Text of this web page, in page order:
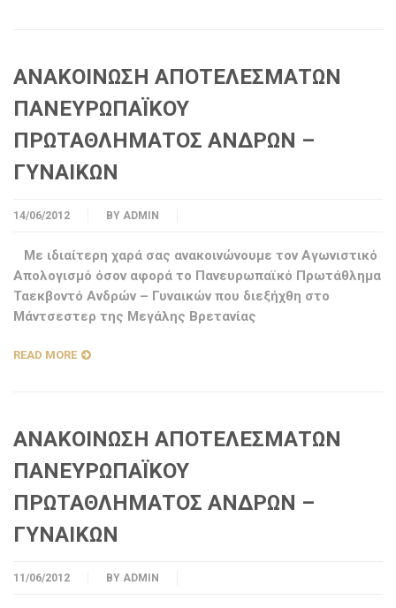
ΑΝΑΚΟΙΝΩΣΗ ΑΠΟΤΕΛΕΣΜΑΤΩΝ
ΠΑΝΕΥΡΩΠΑΪΚΟΥ
ΠΡΩΤΑΘΛΗΜΑΤΟΣ ΑΝΔΡΩΝ –
ΓΥΝΑΙΚΩΝ
14/06/2012 BY ADMIN
Με ιδιαίτερη χαρά σας ανακοινώνουμε τον Αγωνιστικό
Απολογισμό όσον αφορά το Πανευρωπαϊκό Πρωτάθλημα
Ταεκβοντό Ανδρών – Γυναικών που διεξήχθη στο
Μάντσεστερ της Μεγάλης Βρετανίας
READ MORE
ΑΝΑΚΟΙΝΩΣΗ ΑΠΟΤΕΛΕΣΜΑΤΩΝ
ΠΑΝΕΥΡΩΠΑΪΚΟΥ
ΠΡΩΤΑΘΛΗΜΑΤΟΣ ΑΝΔΡΩΝ –
ΓΥΝΑΙΚΩΝ
11/06/2012 BY ADMIN